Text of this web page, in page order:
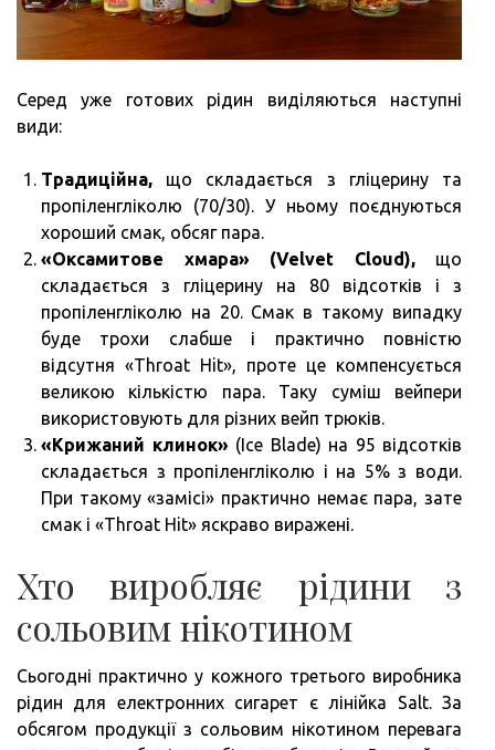
Серед уже готових рідин виділяються наступні
види:
Традиційна, що складається з гліцерину та
пропіленгліколю (70/30). У ньому поєднуються
хороший смак, обсяг пара.
«Оксамитове хмара» (Velvet Cloud),що
складається з гліцерину на 80 відсотків і з
пропіленгліколю на 20. Смак в такому випадку
буде трохи слабше і практично повністю
відсутня «Throat Hit», проте це компенсується
великою кількістю пара. Таку суміш вейпери
використовують для різних вейп трюків.
«Крижаний клинок» (Ice Blade) на 95 відсотків
складається з пропіленгліколю і на 5% з води.
При такому «замісі» практично немає пара, зате
смак і «Throat Hit» яскраво виражені.
Хто виробляє рідини з
сольовим нікотином
Сьогодні практично у кожного третього виробника
рідин для електронних сигарет є лінійка Salt. За
обсягом продукції з сольовим нікотином перевага